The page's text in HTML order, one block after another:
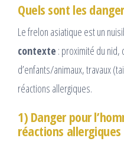
Quels sont les
Le frelon asiatique est un
contexte : proximité du
d’enfants/animaux, travaux
réactions allergiques.
1) Danger pour
réactions allergiques